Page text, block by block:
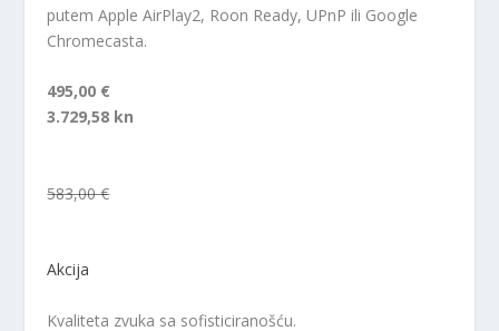
putem Apple AirPlay2, Roon Ready, UPnP ili Google
Chromecasta.
495,00 €
3.729,58 kn
583,00 €
Akcija
Kvaliteta zvuka sa sofisticiranošću.